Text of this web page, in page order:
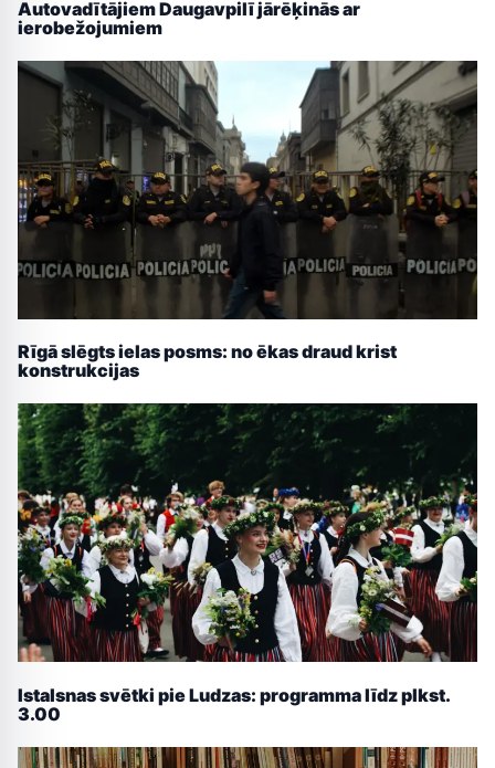
Autovadītājiem Daugavpilī jārēķinās ar
ierobežojumiem
Rīgā slēgts ielas posms: no ēkas draud krist
konstrukcijas
Istalsnas svētki pie Ludzas: programma līdz plkst.
3.00